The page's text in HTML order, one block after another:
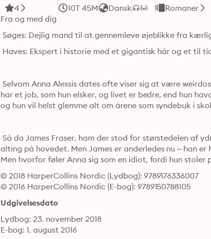
4 10T 45M Dansk
Romaner
Fra og med dig
Søges: Dejlig mand til at gennemleve øjeblikke fra
Haves: Ekspert i historie med et gigantisk hår og et til
Selvom Anna Alessis dates ofte viser sig at være
har et job, som hun elsker, og livet er bedre, end hun
og hun vil helst glemme alt om årene som syndebuk i
Så da James Fraser, ham der stod for størstedelen af
alting på hovedet. Men James er anderledes nu – han
Men hvorfor føler Anna sig som en idiot, fordi hun stoler
© 2018 HarperCollins Nordic (Lydbog): 9789176336007
© 2016 HarperCollins Nordic (E-bog): 9789150788105
Udgivelsesdato
Lydbog: 23. november 2018
E-bog: 1. august 2016